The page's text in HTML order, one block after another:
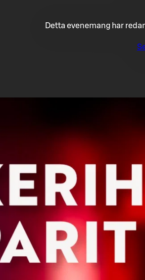
Detta evenemang har